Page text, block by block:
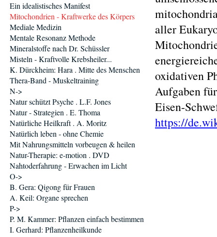
aller
oxidativen
Aufgaben
Eisen-
https://
Ein idealistisches Manifest
Mitochondrien - Kraftwerke des Körpers
Mediale Medizin
Mentale Resonanz Methode
Mineralstoffe nach Dr. Schüssler
Misteln - Kraftvolle Krebsheiler...
K. Dürckheim: Hara . Mitte des Menschen
Thera-Band - Muskeltraining
N->
Natur schützt Psyche . L.F. Jones
Natur - Strategien . E. Thoma
Natürliche Heilkraft . A. Moritz
Natürlich leben - ohne Chemie
Mit Nahrungsmitteln vorbeugen & heilen
Natur-Therapie: e-motion . DVD
Nahtoderfahrung - Erwachen im Licht
O->
B. Gera: Qigong für Frauen
A. Keil: Organe sprechen
P->
P. M. Kammer: Pflanzen einfach bestimmen
I. Gerhard: Pflanzenheilkunde